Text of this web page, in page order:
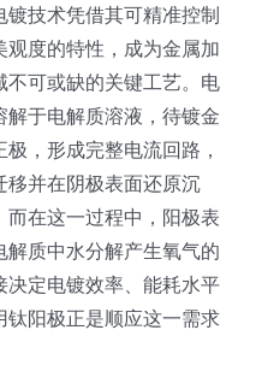
技术凭借其可精准控制
度的特性，成为金属加
可或缺的关键工艺。电
于电解质溶液，待镀金
，形成完整电流回路，
并在阴极表面还原沉
在这一过程中，阳极表
质中水分解产生氧气的
定电镀效率、能耗水平
阳极正是顺应这一需求